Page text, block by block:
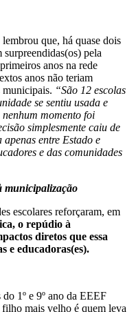
que, há quase dois
surpreendidas(os) pela
anos na rede
anos não teriam
municipais. “São 12 escolas
se sentiu usada e
momento foi
simplesmente caiu de
entre Estado e
e das comunidades
municipalização
escolares reforçaram, em
o repúdio à
diretos que essa
e educadoras(es).
do 1º e 9º ano da EEEF
mais velho é quem leva